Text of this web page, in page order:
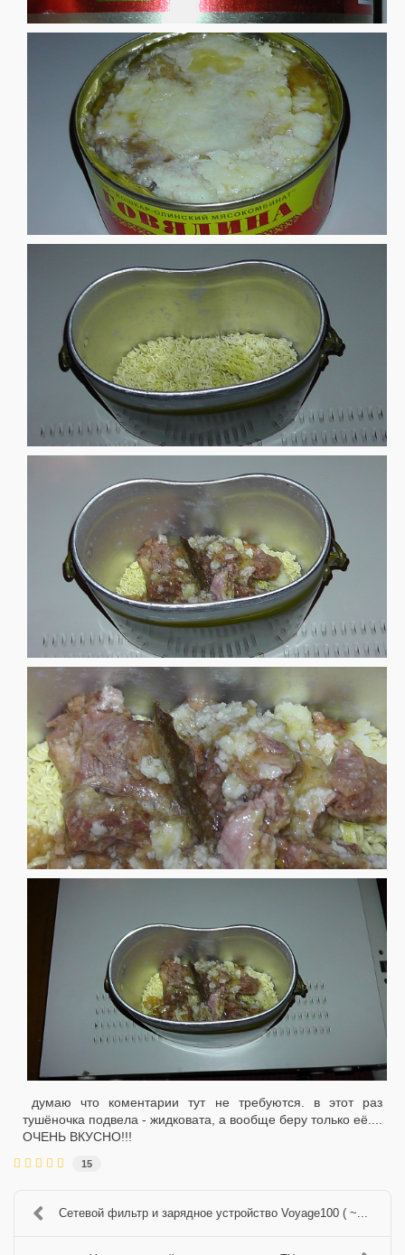
думаю что коментарии тут не требуются. в этот раз
тушёночка подвела - жидковата, а вообще беру только её....
ОЧЕНЬ ВКУСНО!!!
15
Сетевой фильтр и зарядное устройство Voyage100 ( ~...